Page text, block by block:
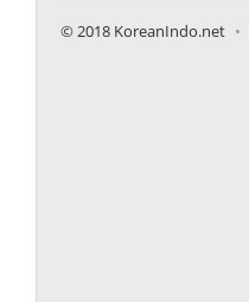
© 2018 KoreanIndo.net